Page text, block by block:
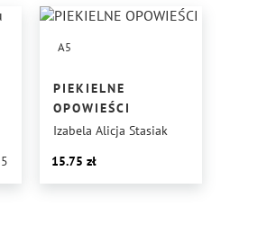
5
A5
PIEKIELNE
OPOWIEŚCI
Izabela Alicja Stasiak
15.75